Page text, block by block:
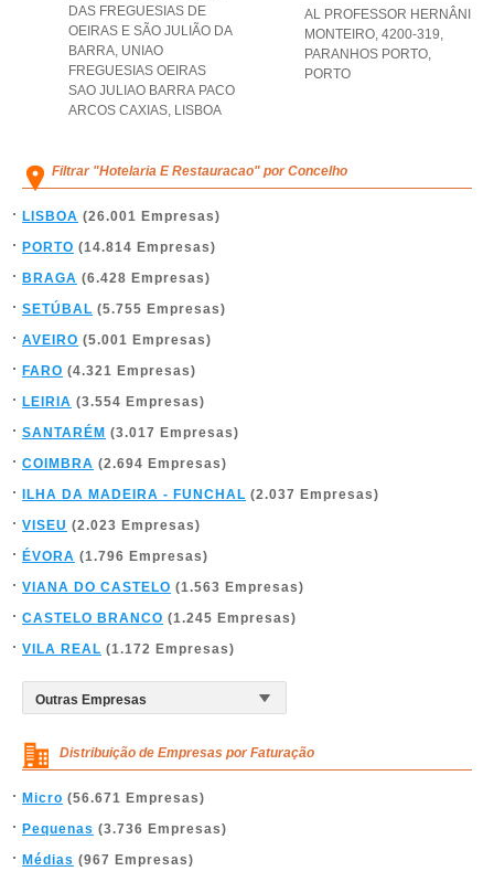
DAS FREGUESIAS DE
OEIRAS E SÃO JULIÃO DA
BARRA, UNIAO
FREGUESIAS OEIRAS
SAO JULIAO BARRA PACO
ARCOS CAXIAS, LISBOA
AL PROFESSOR HERNÂNI
MONTEIRO, 4200-319,
PARANHOS PORTO,
PORTO
Filtrar "Hotelaria E Restauracao" por Concelho
LISBOA (26.001 Empresas)
PORTO (14.814 Empresas)
BRAGA (6.428 Empresas)
SETÚBAL (5.755 Empresas)
AVEIRO (5.001 Empresas)
FARO (4.321 Empresas)
LEIRIA (3.554 Empresas)
SANTARÉM (3.017 Empresas)
COIMBRA (2.694 Empresas)
ILHA DA MADEIRA - FUNCHAL (2.037 Empresas)
VISEU (2.023 Empresas)
ÉVORA (1.796 Empresas)
VIANA DO CASTELO (1.563 Empresas)
CASTELO BRANCO (1.245 Empresas)
VILA REAL (1.172 Empresas)
Distribuição de Empresas por Faturação
Micro (56.671 Empresas)
Pequenas (3.736 Empresas)
Médias (967 Empresas)